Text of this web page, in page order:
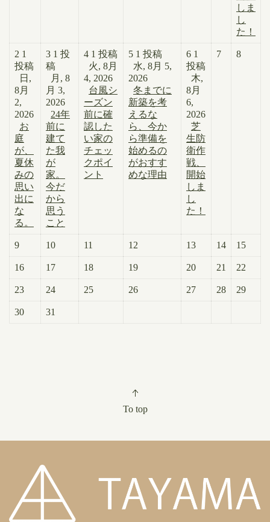
しま
し
た！
2 1
投稿
日,
8月
2,
2026
お
庭
が、
夏休
みの
思い
出に
な
る。
3 1 投
稿
月, 8
月 3,
2026
24年
前に
建て
た我
が
家。
今だ
から
思う
こと
4 1 投稿
火, 8月
4, 2026
台風シ
ーズン
前に確
認した
い家の
チェッ
クポイ
ント
5 1 投稿
水, 8月 5,
2026
冬までに
新築を考
えるな
ら、今か
ら準備を
始めるの
がおすす
めな理由
6 1
投稿
木,
8月
6,
2026
芝
生防
衛作
戦、
開始
しま
し
た！
7 8
9 10 11 12 13 14 15
16 17 18 19 20 21 22
23 24 25 26 27 28 29
30 31
To top